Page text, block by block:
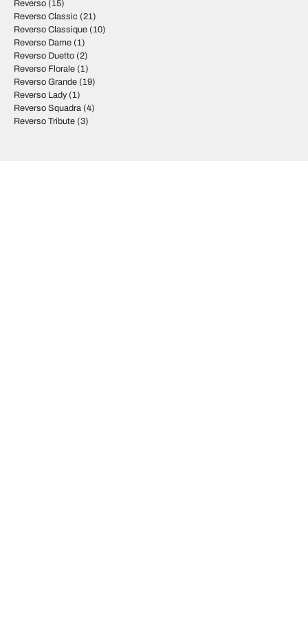
Reverso (15)
Reverso Classic (21)
Reverso Classique (10)
Reverso Dame (1)
Reverso Duetto (2)
Reverso Florale (1)
Reverso Grande (19)
Reverso Lady(1)
Reverso Squadra (4)
Reverso Tribute (3)